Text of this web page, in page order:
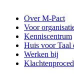
Over M-Pact
Voor
Kenniscentrum
Huis voor Taal
Werken bij